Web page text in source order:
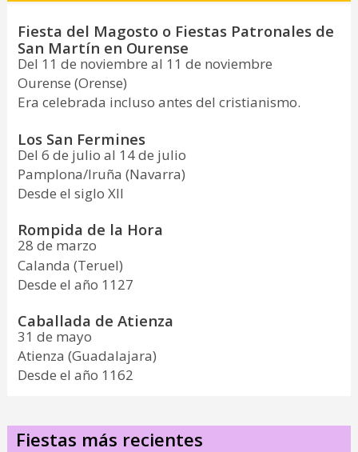
Fiesta del Magosto o Fiestas Patronales de
San Martín en Ourense
Del 11 de noviembre al 11 de noviembre
Ourense (Orense)
Era celebrada incluso antes del cristianismo.
Los San Fermines
Del 6 de julio al 14 de julio
Pamplona/Iruña (Navarra)
Desde el siglo XII
Rompida de la Hora
28 de marzo
Calanda (Teruel)
Desde el año 1127
Caballada de Atienza
31 de mayo
Atienza (Guadalajara)
Desde el año 1162
Fiestas más recientes